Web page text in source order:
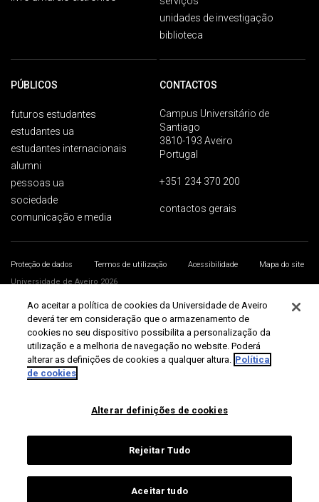
unidades de investigação
biblioteca
PÚBLICOS
futuros estudantes
estudantes ua
estudantes internacionais
alumni
pessoas ua
sociedade
comunicação e media
CONTACTOS
Campus Universitário de
Santiago
3810-193 Aveiro
Portugal
+351 234 370 200
contactos gerais
Proteção de dados Termos de utilização Acessibilidade
Mapa do site
Universidade de Aveiro 2026
Ao aceitar a política de cookies da Universidade de Aveiro
deverá ter em consideração que o armazenamento de
cookies no seu dispositivo possibilita a personalização da
utilização e a melhoria de navegação no website. Poderá
alterar as definições de cookies a qualquer altura. Política
de cookies
Alterar definições de cookies
Rejeitar Tudo
Aceitar tudo